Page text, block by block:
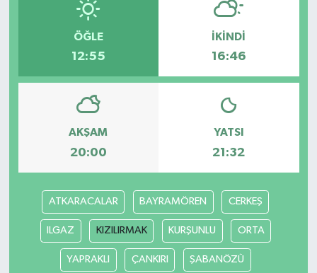
ÖĞLE
12:55
İKINDI
16:46
AKŞAM
20:00
YATSI
21:32
ATKARACALAR BAYRAMÖREN CERKEŞ
ILGAZ KIZILIRMAK KURŞUNLU ORTA
YAPRAKLI ÇANKIRI ŞABANÖZÜ